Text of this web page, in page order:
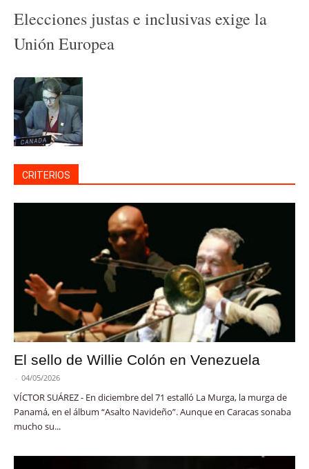
Elecciones justas e inclusivas exige la
Unión Europea
CRITERIOS
El sello de Willie Colón en Venezuela
- 04/05/2026
VÍCTOR SUÁREZ - En diciembre del 71 estalló La Murga, la murga de
Panamá, en el álbum “Asalto Navideño”. Aunque en Caracas sonaba
mucho su...